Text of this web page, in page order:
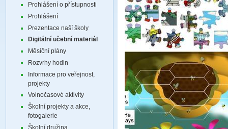
Prohlášení o přístupnosti
Prohlášení
Prezentace naší školy
Digitální učební materiál
Měsíční plány
Rozvrhy hodin
Informace pro veřejnost,
projekty
Volnočasové aktivity
Školní projekty a akce,
fotogalerie
Školní družina